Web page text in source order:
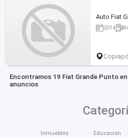
Auto Fiat
2014
Copiapó
Encontramos 19 Fiat Grande Punto
anuncios
Inmuebles Educación